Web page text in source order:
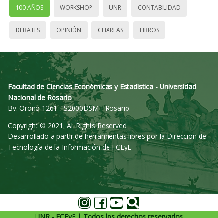
100 AÑOS WORKSHOP UNR CONTABILIDAD
DEBATES OPINIÓN CHARLAS LIBROS
Facultad de Ciencias Económicas y Estadística - Universidad
Nacional de Rosario
Bv. Oroño 1261 - S2000DSM - Rosario
Copyright © 2021. All Rights Reserved.
Desarrollado a partir de herramientas libres por la Dirección de
Tecnología de la Información de FCEyE